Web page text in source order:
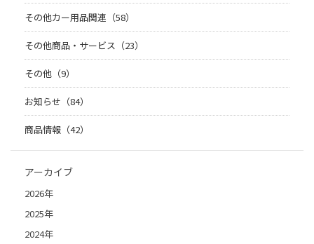
その他カー用品関連（58）
その他商品・サービス（23）
その他（9）
お知らせ（84）
商品情報（42）
アーカイブ
2026年
2025年
2024年